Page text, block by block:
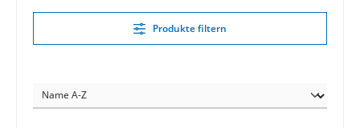
Produkte filtern